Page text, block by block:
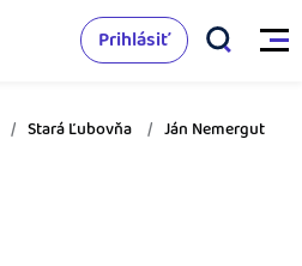
Prihlásiť
Stará Ľubovňa Ján Nemergut